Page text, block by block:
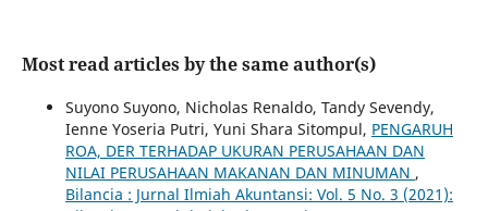
Most read articles by the same author(s)
Suyono Suyono, Nicholas Renaldo, Tandy Sevendy,
Ienne Yoseria Putri, Yuni Shara Sitompul, PENGARUH
ROA, DER TERHADAP UKURAN PERUSAHAAN DAN
NILAI PERUSAHAAN MAKANAN DAN MINUMAN ,
Bilancia : Jurnal Ilmiah Akuntansi: Vol. 5 No. 3 (2021):